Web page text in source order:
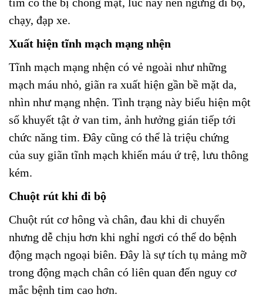
chạy, đạp xe.
Xuất hiện tĩnh mạch mạng nhện
Tĩnh mạch mạng nhện có vẻ ngoài như những
mạch máu nhỏ, giãn ra xuất hiện gần bề mặt da,
nhìn như mạng nhện. Tình trạng này biểu hiện một
số khuyết tật ở van tim, ảnh hưởng gián tiếp tới
chức năng tim. Đây cũng có thể là triệu chứng
của suy giãn tĩnh mạch khiến máu ứ trệ, lưu thông
kém.
Chuột rút khi đi bộ
Chuột rút cơ hông và chân, đau khi di chuyển
nhưng dễ chịu hơn khi nghỉ ngơi có thể do bệnh
động mạch ngoại biên. Đây là sự tích tụ mảng mỡ
trong động mạch chân có liên quan đến nguy cơ
mắc bệnh tim cao hơn.